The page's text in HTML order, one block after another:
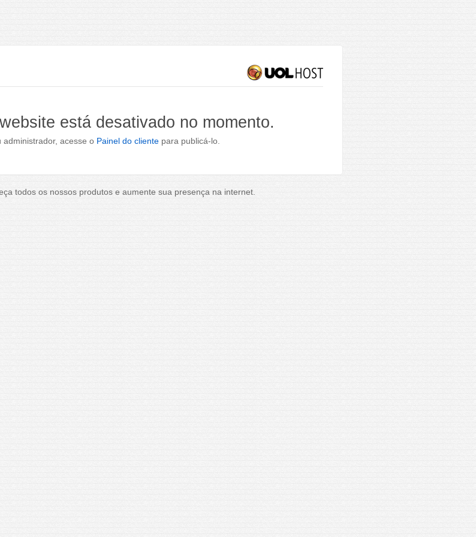
está desativado no momento.
administrador, acesse o Painel do clientepara publicá-lo.
todos os nossos produtos e aumente sua presença na internet.